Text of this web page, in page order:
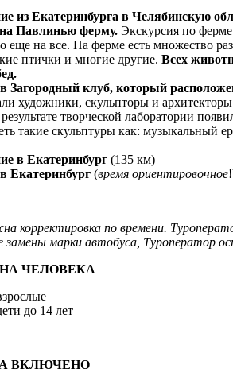
из Екатеринбурга в Челябинскую
Павлинью ферму. Экскурсия по
еще на все. На ферме есть множество
птички и многие другие. Всех
Загородный клуб, который
художники, скульпторы и
творческой лаборатории
такие скульптуры как: музыкальный
в Екатеринбург (135 км)
Екатеринбург (время ориентировочное
по времени. Туроператор
замены марки автобуса, Туроператор
ЧЕЛОВЕКА
до 14 лет
ВКЛЮЧЕНО